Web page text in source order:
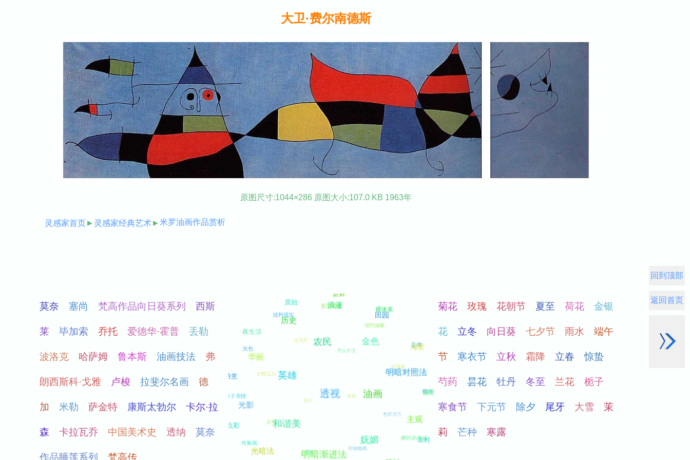
大卫·费尔南德斯
原图尺寸:1044×286 原图大小:107.0 KB 1963年
灵感家首页► 灵感家经典艺术► 米罗油画作品赏析
回到顶部
返回首页